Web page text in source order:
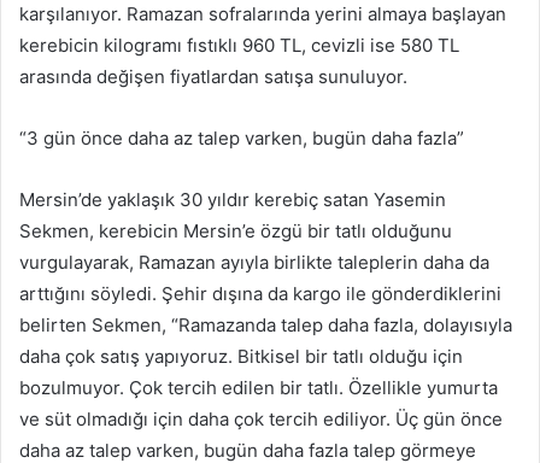
karşılanıyor. Ramazan sofralarında yerini almaya başlayan
kerebicin kilogramı fıstıklı 960 TL, cevizli ise 580 TL
arasında değişen fiyatlardan satışa sunuluyor.
“3 gün önce daha az talep varken, bugün daha fazla”
Mersin’de yaklaşık 30 yıldır kerebiç satan Yasemin
Sekmen, kerebicin Mersin’e özgü bir tatlı olduğunu
vurgulayarak, Ramazan ayıyla birlikte taleplerin daha da
arttığını söyledi. Şehir dışına da kargo ile gönderdiklerini
belirten Sekmen, “Ramazanda talep daha fazla, dolayısıyla
daha çok satış yapıyoruz. Bitkisel bir tatlı olduğu için
bozulmuyor. Çok tercih edilen bir tatlı. Özellikle yumurta
ve süt olmadığı için daha çok tercih ediliyor. Üç gün önce
daha az talep varken, bugün daha fazla talep görmeye